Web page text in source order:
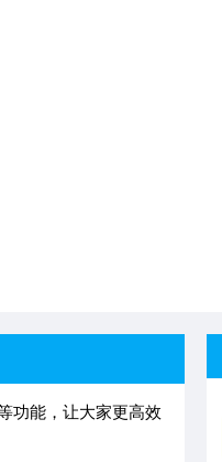
功能，让大家更高效